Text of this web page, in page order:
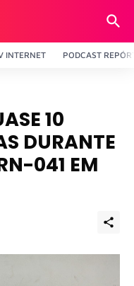
INTERNET PODCAST
10
DURANTE
041 EM